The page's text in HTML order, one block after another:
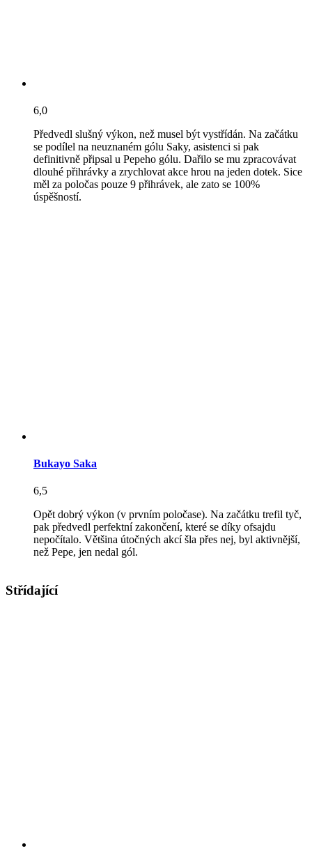
6,0
Předvedl slušný výkon, než musel být vystřídán. Na začátku
se podílel na neuznaném gólu Saky, asistenci si pak
definitivně připsal u Pepeho gólu. Dařilo se mu zpracovávat
dlouhé přihrávky a zrychlovat akce hrou na jeden dotek. Sice
měl za poločas pouze 9 přihrávek, ale zato se 100%
úspěšností.
Bukayo Saka
6,5
Opět dobrý výkon (v prvním poločase). Na začátku trefil tyč,
pak předvedl perfektní zakončení, které se díky ofsajdu
nepočítalo. Většina útočných akcí šla přes nej, byl aktivnější,
než Pepe, jen nedal gól.
Střídající